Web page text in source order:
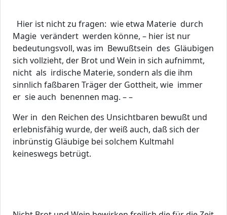
Hier ist nicht zu fragen: wie etwa Materie durch
Magie verändert werden könne, – hier ist nur
bedeutungsvoll, was im Bewußtsein des Gläubigen
sich vollzieht, der Brot und Wein in sich aufnimmt,
nicht als irdische Materie, sondern als die ihm
sinnlich faßbaren Träger der Gottheit, wie immer
er sie auch benennen mag. – –
Wer in den Reichen des Unsichtbaren bewußt und
erlebnisfähig wurde, der weiß auch, daß sich der
inbrünstig Gläubige bei solchem Kultmahl
keineswegs betrügt.